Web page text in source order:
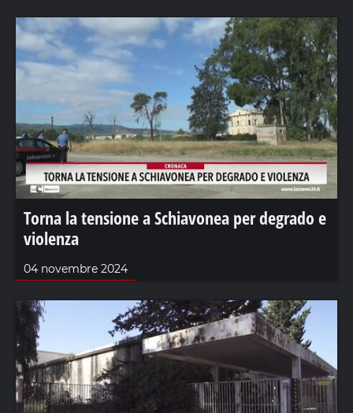
Torna la tensione a Schiavonea per degrado e
violenza
04 novembre 2024